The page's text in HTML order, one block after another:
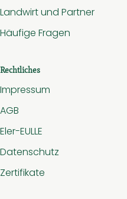
Landwirt und Partner
Häufige Fragen
Rechtliches
Impressum
AGB
Eler-EULLE
Datenschutz
Zertifikate